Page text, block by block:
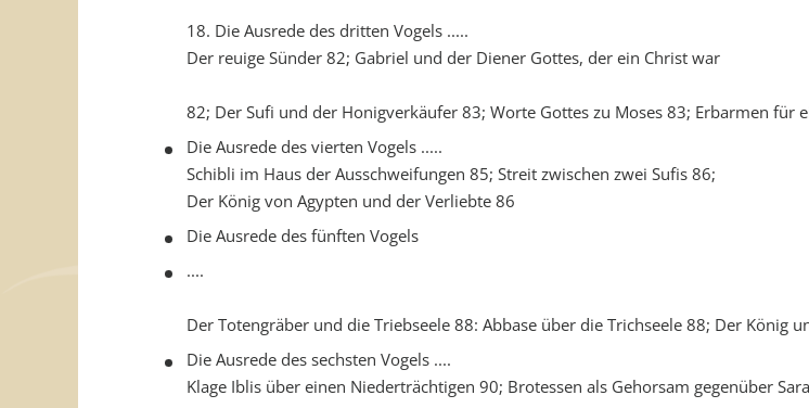
18. Die Ausrede des dritten Vogels .....
Der reuige Sünder 82; Gabriel und der Diener Gottes, der ein Christ war
82; Der Sufi und der Honigverkäufer 83; Worte Gottes zu Moses 83; Erbarmen für
Die Ausrede des vierten Vogels .....
Schibli im Haus der Ausschweifungen 85; Streit zwischen zwei Sufis 86;
Der König von Agypten und der Verliebte 86
Die Ausrede des fünften Vogels
....
Der Totengräber und die Triebseele 88: Abbase über die Trichseele 88; Der König
Die Ausrede des sechsten Vogels ....
Klage Iblis über einen Niederträchtigen 90; Brotessen als Gehorsam gegenüber